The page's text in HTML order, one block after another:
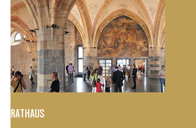
RATHAUS